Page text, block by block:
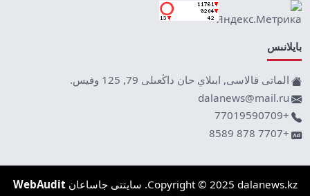
بايلانىس
الماتى قالاسى, ابىلاي حان داڭعىلى 79, 125 وفيس.
dalanews@mail.ru
+77019590709
+7707 878 8589
Copyright © 2025 dalanews.kz. سايتتى جاساعان WebAudit